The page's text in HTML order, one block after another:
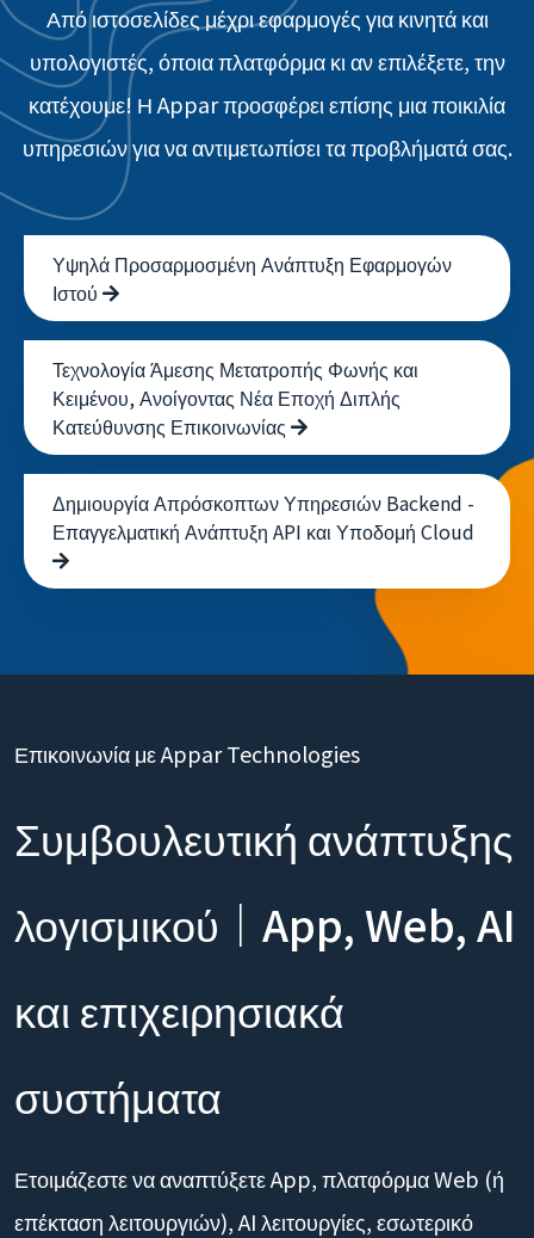
Από ιστοσελίδες μέχρι εφαρμογές για κινητά και
υπολογιστές, όποια πλατφόρμα κι αν επιλέξετε, την
κατέχουμε! Η Appar προσφέρει επίσης μια ποικιλία
υπηρεσιών για να αντιμετωπίσει τα προβλήματά σας.
Υψηλά Προσαρμοσμένη Ανάπτυξη Εφαρμογών
Ιστού
Τεχνολογία Άμεσης Μετατροπής Φωνής και
Κειμένου, Ανοίγοντας Νέα Εποχή Διπλής
Κατεύθυνσης Επικοινωνίας
Δημιουργία Απρόσκοπτων Υπηρεσιών Backend -
Επαγγελματική Ανάπτυξη API και Υποδομή Cloud
Συμβουλευτική ανάπτυξης
λογισμικού｜App, Web, AI
και επιχειρησιακά
συστήματα
Ετοιμάζεστε να αναπτύξετε App, πλατφόρμα Web (ή